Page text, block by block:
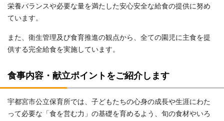
栄養バランスや必要な量を満たした安心安全な給食の提供に努め
ています。
また、衛生管理及び食育推進の観点から、全ての園児に主食を提
供する完全給食を実施しています。
食事内容・献立ポイントをご紹介します
宇都宮市公立保育所では、子どもたちの心身の成長や生涯にわた
って必要な「食を営む力」の基礎を育めるよう、旬の食材やいろ